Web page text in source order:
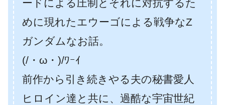
ードによる圧制とそれに対抗するた
めに現れたエウーゴによる戦争なZ
ガンダムなお話。
(/・ω・)/ﾜｰｲ
前作から引き続きやる夫の秘書愛人
ヒロイン達と共に、過酷な宇宙世紀